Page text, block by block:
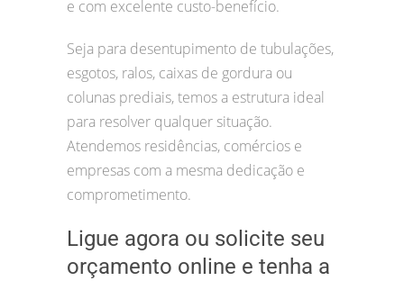
e com excelente custo-benefício.
Seja para desentupimento de tubulações,
esgotos, ralos, caixas de gordura ou
colunas prediais, temos a estrutura ideal
para resolver qualquer situação.
Atendemos residências, comércios e
empresas com a mesma dedicação e
comprometimento.
Ligue agora ou solicite seu
orçamento online e tenha a